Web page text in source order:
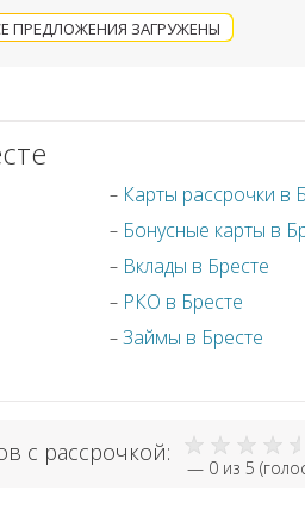
ПРЕДЛОЖЕНИЯ ЗАГРУЖЕНЫ
Карты рассрочки в
Бонусные карты в
Вклады в Бресте
РКО в Бресте
Займы в Бресте
с рассрочкой:
— 0 из 5